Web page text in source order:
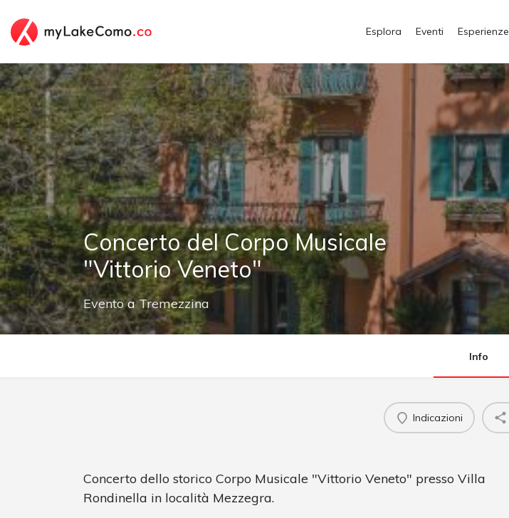
Esplora Eventi Esperienze
Concerto del Corpo Musicale
"Vittorio Veneto"
EventoaTremezzina
Info
Indicazioni
Concerto dello storico Corpo Musicale "Vittorio Veneto" presso Villa
Rondinella in località Mezzegra.